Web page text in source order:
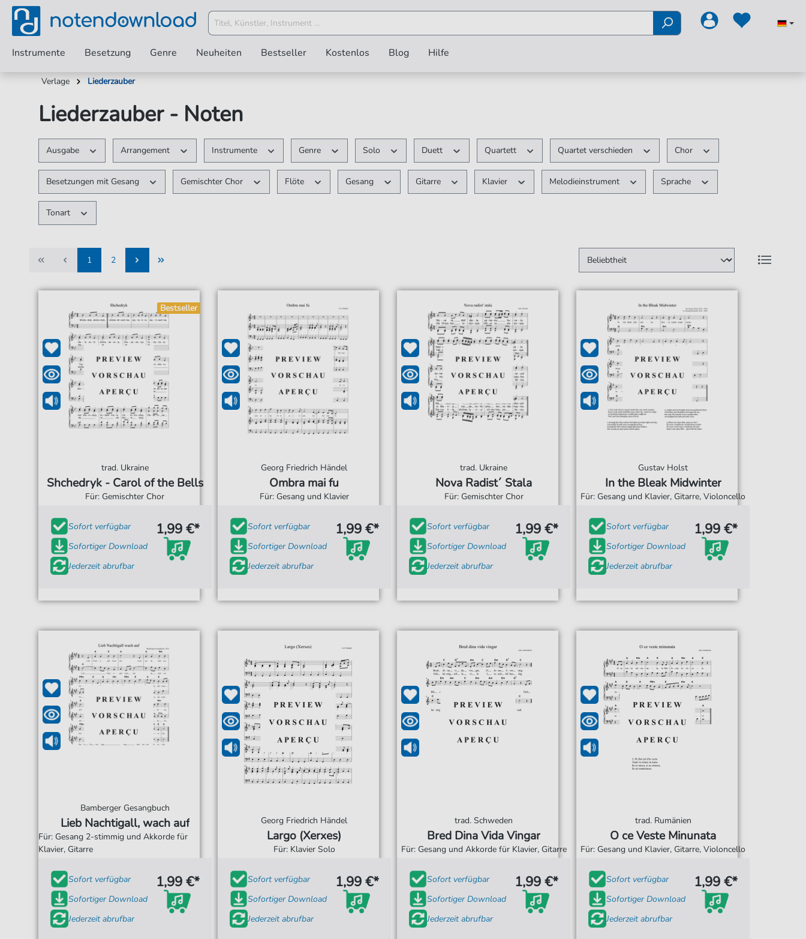
Instrumente Besetzung Genre Neuheiten Bestseller Kostenlos Blog Hilfe
Verlage Liederzauber
Liederzauber - Noten
Ausgabe Arrangement Instrumente Genre Solo Duett Quartett Quartet verschieden Chor
Besetzungen mit Gesang Gemischter Chor Flöte Gesang Gitarre Klavier Melodieinstrument Sprache
Tonart
1
2
Bestseller
trad. Ukraine
Shchedryk - Carol of the Bells
Für: Gemischter Chor
Sofort verfügbar
Sofortiger Download
Jederzeit abrufbar
1,99 €*
Georg Friedrich Händel
Ombra mai fu
Für: Gesang und Klavier
Sofort verfügbar
Sofortiger Download
Jederzeit abrufbar
1,99 €*
trad. Ukraine
Nova Radist´ Stala
Für: Gemischter Chor
Sofort verfügbar
Sofortiger Download
Jederzeit abrufbar
1,99 €*
Gustav Holst
In the Bleak Midwinter
Für: Gesang und Klavier, Gitarre, Violoncello
Sofort verfügbar
Sofortiger Download
Jederzeit abrufbar
1,99 €*
Bamberger Gesangbuch
Lieb Nachtigall, wach auf
Für: Gesang 2-stimmig und Akkorde für
Klavier, Gitarre
Sofort verfügbar
Sofortiger Download
Jederzeit abrufbar
1,99 €*
Georg Friedrich Händel
Largo (Xerxes)
Für: Klavier Solo
Sofort verfügbar
Sofortiger Download
Jederzeit abrufbar
1,99 €*
trad. Schweden
Bred Dina Vida Vingar
Für: Gesang und Akkorde für Klavier, Gitarre
Sofort verfügbar
Sofortiger Download
Jederzeit abrufbar
1,99 €*
trad. Rumänien
O ce Veste Minunata
Für: Gesang und Klavier, Gitarre, Violoncello
Sofort verfügbar
Sofortiger Download
Jederzeit abrufbar
1,99 €*